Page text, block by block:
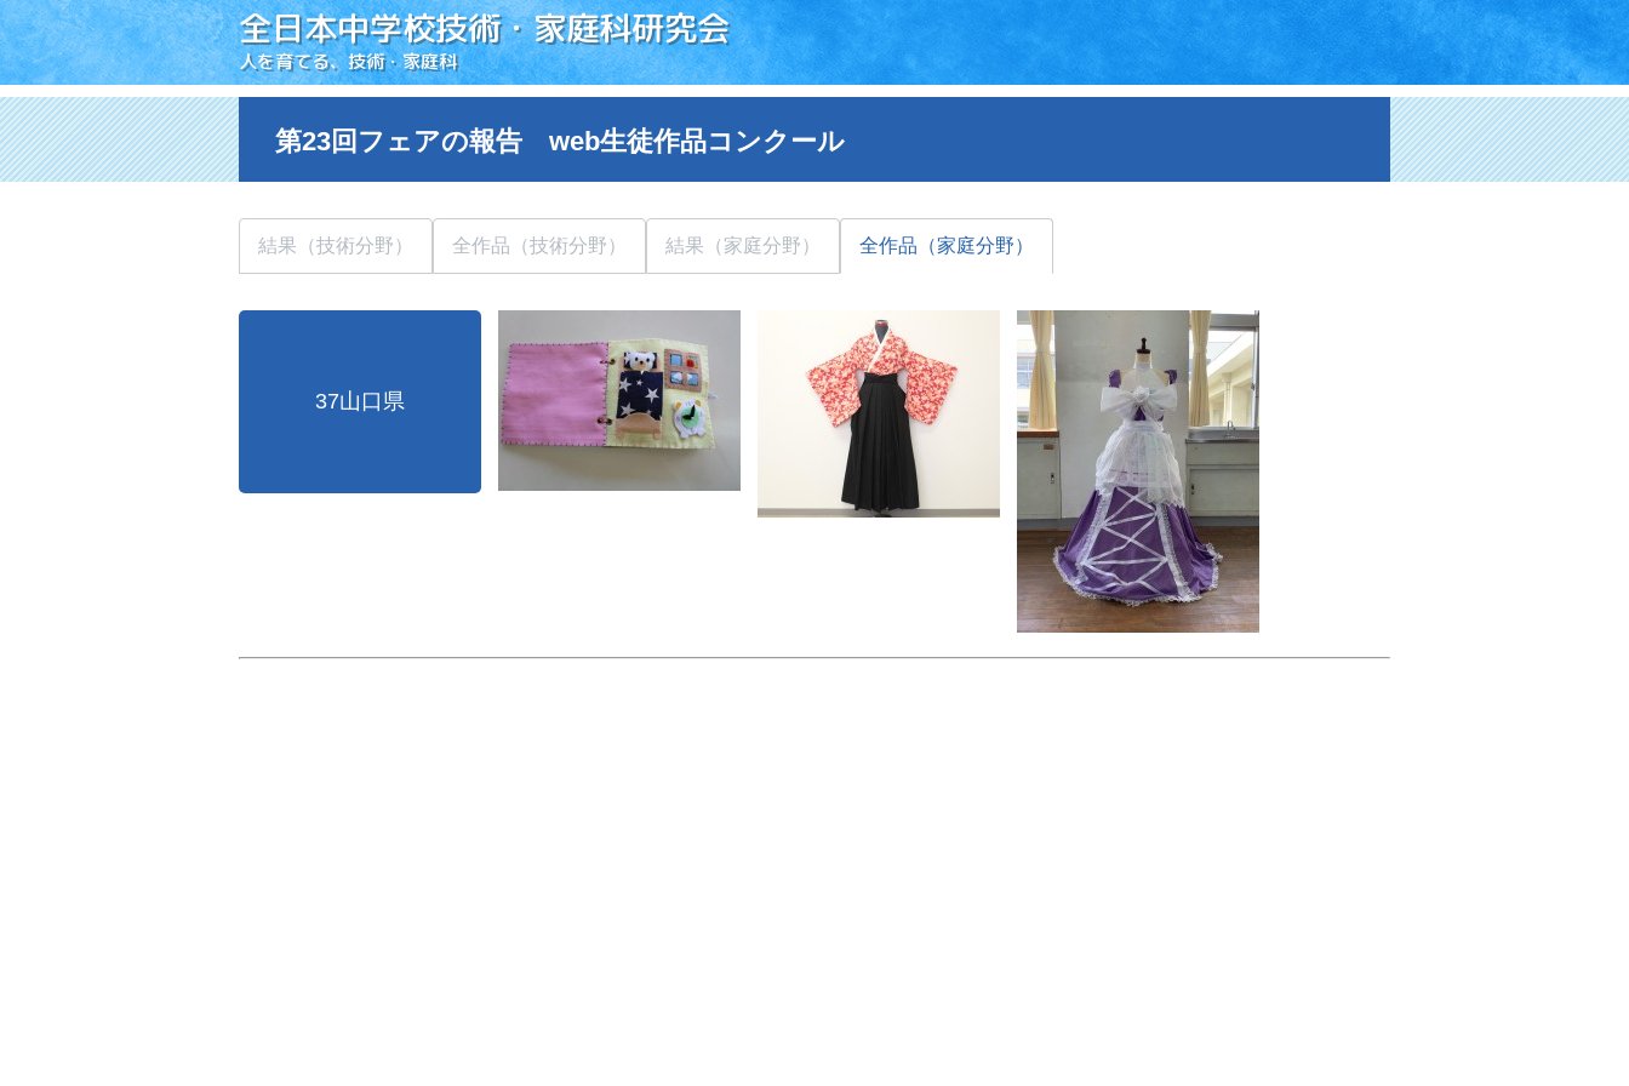
全日本中学校技術・家庭科研究会
人を育てる、技術・家庭科
第23回フェアの報告 web生徒作品コンクール
結果（技術分野） 全作品（技術分野） 結果（家庭分野） 全作品（家庭分野）
37山口県